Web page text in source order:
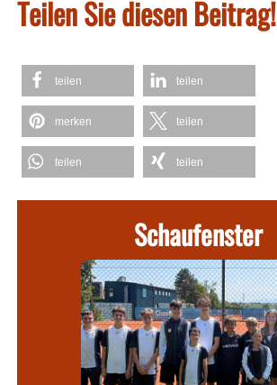
Teilen Sie diesen Beitrag!
teilen teilen
merken teilen
teilen teilen
Schaufenster